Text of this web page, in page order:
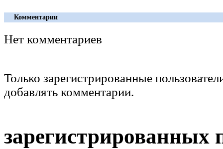
Комментарии
Нет комментариев
Только зарегистрированные
добавлять комментарии.
зарегистрированных